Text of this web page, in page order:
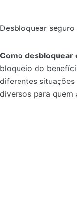
Desbloquear
Como
bloqueio do
diferentes situações
diversos para quem